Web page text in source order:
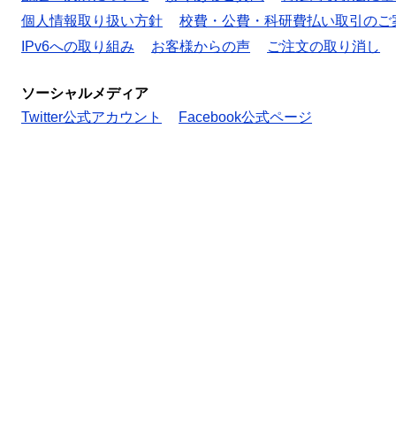
個人情報取り扱い方針
校費・公費・科研費払い取引のご
IPv6への取り組み
お客様からの声 ご注文の取り消し
ソーシャルメディア
Twitter公式アカウント
Facebook公式ページ